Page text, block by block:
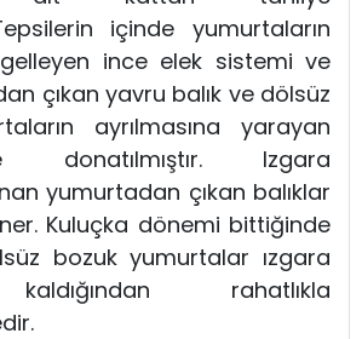
içinde yumurtaların
ince elek sistemi ve
çıkan yavru balık ve dölsüz
ayrılmasına yarayan
Izgara
yumurtadan çıkan balıklar
Kuluçka dönemi bittiğinde
bozuk yumurtalar ızgara
rahatlıkla